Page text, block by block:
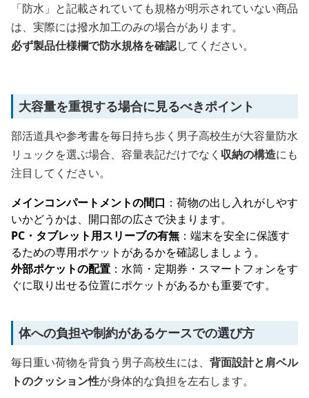
「防水」と記載されていても規格が明示されていない商品
は、実際には撥水加工のみの場合があります。
必ず製品仕様欄で防水規格を確認してください。
大容量を重視する場合に見るべきポイント
部活道具や参考書を毎日持ち歩く男子高校生が大容量防水
リュックを選ぶ場合、容量表記だけでなく 収納の構造にも
注目してください。
メインコンパートメントの間口 ：荷物の出し入れがしやす
いかどうかは、開口部の広さで決まります。
PC・タブレット用スリーブの有無 ：端末を安全に保護す
るための専用ポケットがあるかを確認しましょう。
外部ポケットの配置 ：水筒・定期券・スマートフォンをす
ぐに取り出せる位置にポケットがあるかも重要です。
体への負担や制約があるケースでの選び方
毎日重い荷物を背負う男子高校生には、 背面設計と肩ベル
トのクッション性が身体的な負担を左右します。